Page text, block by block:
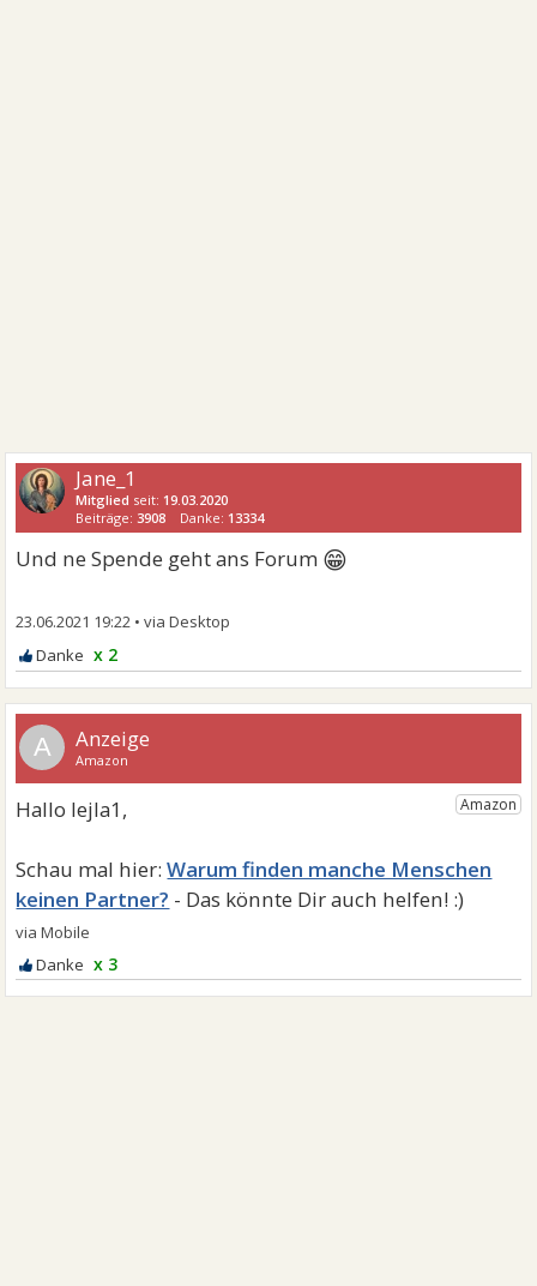
Jane_1
Mitglied seit: 19.03.2020
Beiträge: 3908 Danke: 13334
Und ne Spende geht ans Forum 😁
23.06.2021 19:22 •
x 2
A
Warum finden manche Menschen
keinen Partner?
x 3